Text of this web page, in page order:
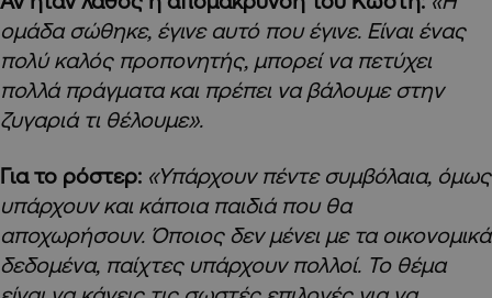
ομάδα σώθηκε, έγινε αυτό που έγινε. Είναι ένας
πολύ καλός προπονητής, μπορεί να πετύχει
πολλά πράγματα και πρέπει να βάλουμε στην
ζυγαριά τι θέλουμε».
Για το ρόστερ: «Υπάρχουν πέντε συμβόλαια, όμως
υπάρχουν και κάποια παιδιά που θα
αποχωρήσουν. Όποιος δεν μένει με τα οικονομικά
δεδομένα, παίχτες υπάρχουν πολλοί. Το θέμα